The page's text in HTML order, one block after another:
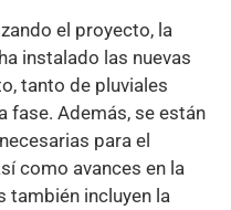
el proyecto, la
instalado las nuevas
tanto de pluviales
fase. Además, se están
para el
como avances en la
también incluyen la